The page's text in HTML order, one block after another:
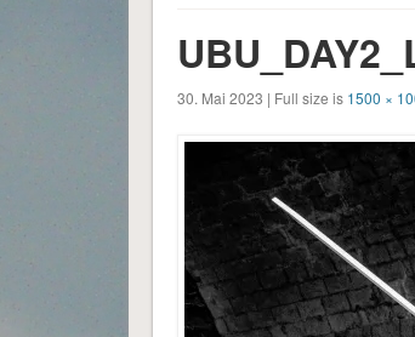
30. Mai 2023 | Full size is 1500 ×